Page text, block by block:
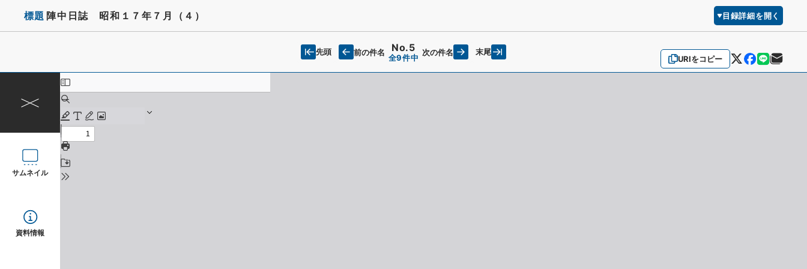
標題 陣中日誌 昭和１７年７月（４） 目録詳細を開く
URIをコピー
先頭 前の件名 No.5
全9件中
次の件名 末尾
サムネイル
資料情報